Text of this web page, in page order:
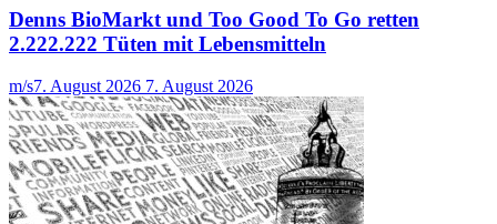
Denns BioMarkt und Too Good To Go retten
2.222.222 Tüten mit Lebensmitteln
m/s7. August 2026 7. August 2026